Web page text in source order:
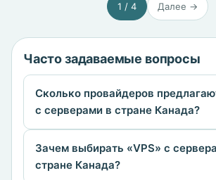
1 / 4 Далее →
Часто задаваемые вопросы
Сколько провайдеров
с серверами в стране Канада?
Зачем выбирать «VPS» с
стране Канада?